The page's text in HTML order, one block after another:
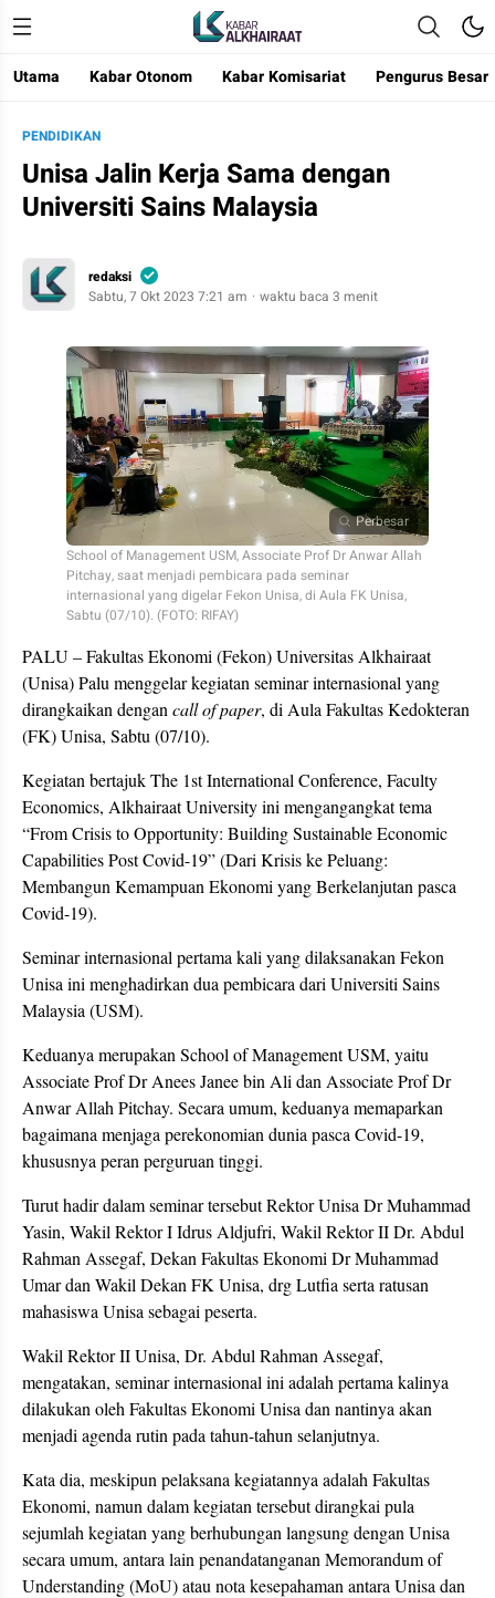
Kabar Alkhairaat
Mengabarkan Kebaikan
Utama Kabar Otonom Kabar Komisariat Pengurus Besar
PENDIDIKAN
Unisa Jalin Kerja Sama dengan
Universiti Sains Malaysia
redaksi
Sabtu, 7 Okt 2023 7:21 am
waktu baca 3 menit
Perbesar
School of Management USM, Associate Prof Dr Anwar Allah
Pitchay, saat menjadi pembicara pada seminar
internasional yang digelar Fekon Unisa, di Aula FK Unisa,
Sabtu (07/10). (FOTO: RIFAY)
PALU – Fakultas Ekonomi (Fekon) Universitas Alkhairaat
(Unisa) Palu menggelar kegiatan seminar internasional yang
dirangkaikan dengan call of paper, di Aula Fakultas Kedokteran
(FK) Unisa, Sabtu (07/10).
Kegiatan bertajuk The 1st International Conference, Faculty
Economics, Alkhairaat University ini mengangangkat tema
“From Crisis to Opportunity: Building Sustainable Economic
Capabilities Post Covid-19” (Dari Krisis ke Peluang:
Membangun Kemampuan Ekonomi yang Berkelanjutan pasca
Covid-19).
Seminar internasional pertama kali yang dilaksanakan Fekon
Unisa ini menghadirkan dua pembicara dari Universiti Sains
Malaysia (USM).
Keduanya merupakan School of Management USM, yaitu
Associate Prof Dr Anees Janee bin Ali dan Associate Prof Dr
Anwar Allah Pitchay. Secara umum, keduanya memaparkan
bagaimana menjaga perekonomian dunia pasca Covid-19,
khususnya peran perguruan tinggi.
Turut hadir dalam seminar tersebut Rektor Unisa Dr Muhammad
Yasin, Wakil Rektor I Idrus Aldjufri, Wakil Rektor II Dr. Abdul
Rahman Assegaf, Dekan Fakultas Ekonomi Dr Muhammad
Umar dan Wakil Dekan FK Unisa, drg Lutfia serta ratusan
mahasiswa Unisa sebagai peserta.
Wakil Rektor II Unisa, Dr. Abdul Rahman Assegaf,
mengatakan, seminar internasional ini adalah pertama kalinya
dilakukan oleh Fakultas Ekonomi Unisa dan nantinya akan
menjadi agenda rutin pada tahun-tahun selanjutnya.
Kata dia, meskipun pelaksana kegiatannya adalah Fakultas
Ekonomi, namun dalam kegiatan tersebut dirangkai pula
sejumlah kegiatan yang berhubungan langsung dengan Unisa
secara umum, antara lain penandatanganan Memorandum of
Understanding (MoU) atau nota kesepahaman antara Unisa dan